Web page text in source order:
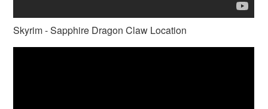
Skyrim - Sapphire Dragon Claw Location